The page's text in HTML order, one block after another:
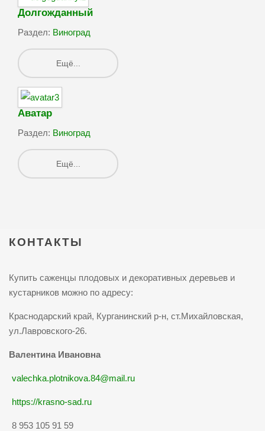
Долгожданный
Раздел: Виноград
Ещё...
Аватар
Раздел: Виноград
Ещё...
КОНТАКТЫ
Купить саженцы плодовых и декоративных деревьев и
кустарников можно по адресу:
Краснодарский край, Курганинский р-н, ст.Михайловская,
ул.Лавровского-26.
Валентина Ивановна
valechka.plotnikova.84@mail.ru
https://krasno-sad.ru
8 953 105 91 59